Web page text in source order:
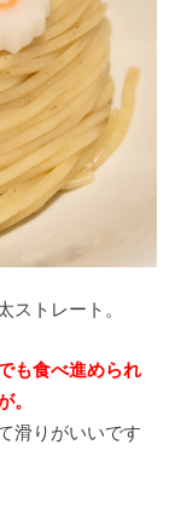
ストレート。
も食べ進められ
。
滑りがいいです